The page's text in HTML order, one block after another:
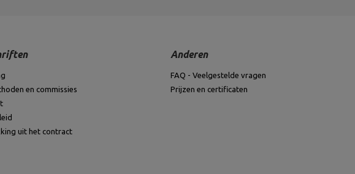
en commissies
uit het contract
Anderen
FAQ - Veelgestelde vragen
Prijzen en certificaten